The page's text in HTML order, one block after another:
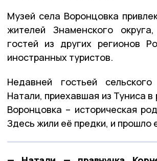
Музей села Воронцовка
жителей Знаменского
гостей из других регионов
иностранных туристов.
Недавней гостьей
Натали, приехавшая из Туниса
Воронцовка – историческая
Здесь жили её предки, и прошло